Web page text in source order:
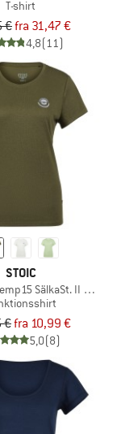
T-shirt
€fra 31,47 €
4,8(11)
STOIC
SälkaSt. II S/S
€fra 10,99 €
5,0(8)